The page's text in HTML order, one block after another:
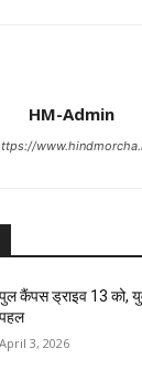
HM-Admin
पुल कैंपस ड्राइव 13 को,
पहल
April 3, 2026